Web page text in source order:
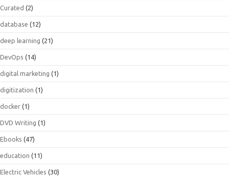
Curated (2)
database (12)
deep learning (21)
DevOps (14)
digital marketing (1)
digitization (1)
docker (1)
DVD Writing (1)
Ebooks (47)
education (11)
Electric Vehicles (30)